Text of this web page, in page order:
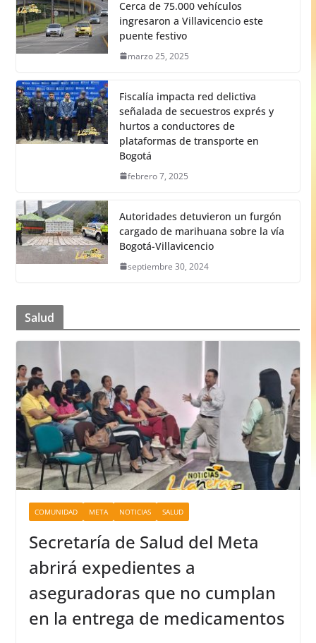
Cerca de 75.000 vehículos
ingresaron a Villavicencio este
puente festivo
marzo 25, 2025
Fiscalía impacta red delictiva
señalada de secuestros exprés y
hurtos a conductores de
plataformas de transporte en
Bogotá
febrero 7, 2025
Autoridades detuvieron un furgón
cargado de marihuana sobre la vía
Bogotá-Villavicencio
septiembre 30, 2024
Salud
COMUNIDAD META NOTICIAS SALUD
Secretaría de Salud del Meta
abrirá expedientes a
aseguradoras que no cumplan
en la entrega de medicamentos